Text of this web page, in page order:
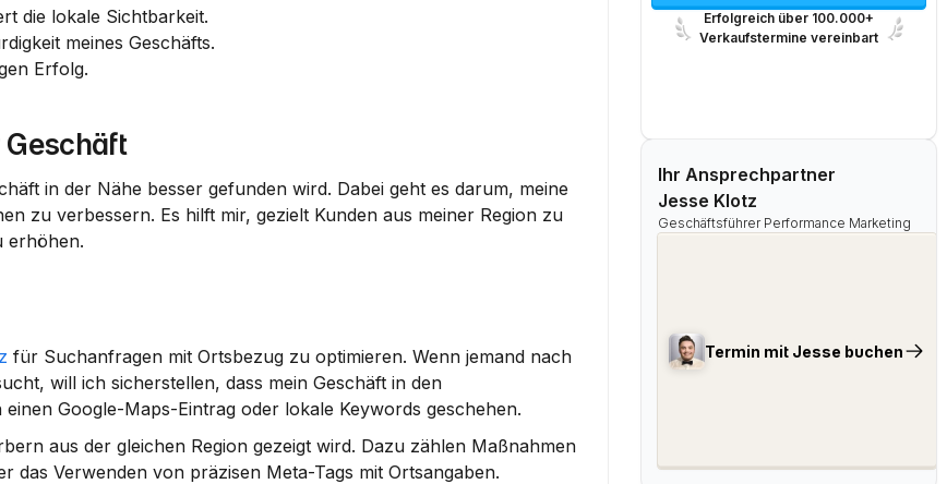
Erfolgreich über 100.000+
Verkaufstermine vereinbart
Ihr Ansprechpartner
Jesse Klotz
Geschäftsführer Performance Marketing
Termin mit Jesse buchen
die lokale Sichtbarkeit.
meines Geschäfts.
Erfolg.
Geschäft
zu verbessern. Es hilft mir, gezielt Kunden aus meiner Region zu
erhöhen.
für Suchanfragen mit Ortsbezug zu optimieren. Wenn jemand nach
will ich sicherstellen, dass mein Geschäft in den
Google-Maps-Eintrag oder lokale Keywords geschehen.
aus der gleichen Region gezeigt wird. Dazu zählen Maßnahmen
das Verwenden von präzisen Meta-Tags mit Ortsangaben.